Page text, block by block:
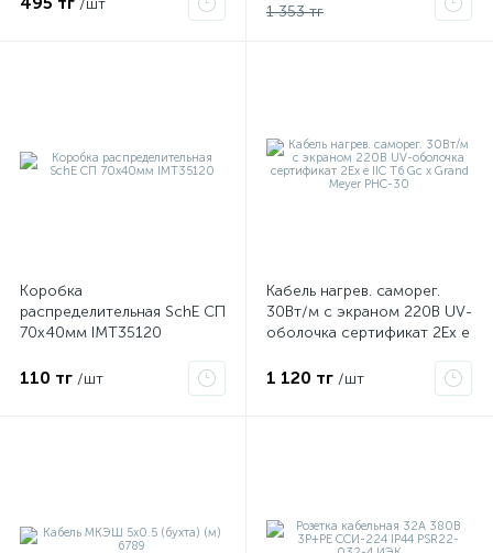
/шт
1 353 тг
Коробка
распределительная SchE СП
70х40мм IMT35120
110 тг /шт
Кабель нагрев. саморег.
30Вт/м с экраном 220В UV-
оболочка сертификат 2Ex e
PHC-30
1 120 тг /шт